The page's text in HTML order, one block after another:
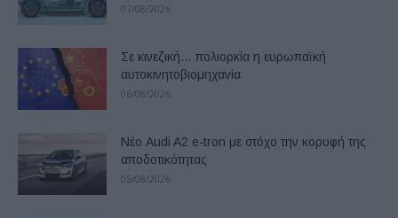
07/08/2026
Σε κινεζική… πολιορκία η ευρωπαϊκή
αυτοκινητοβιομηχανία
06/08/2026
Νέο Audi A2 e-tron με στόχο την κορυφή της
αποδοτικότητας
05/08/2026